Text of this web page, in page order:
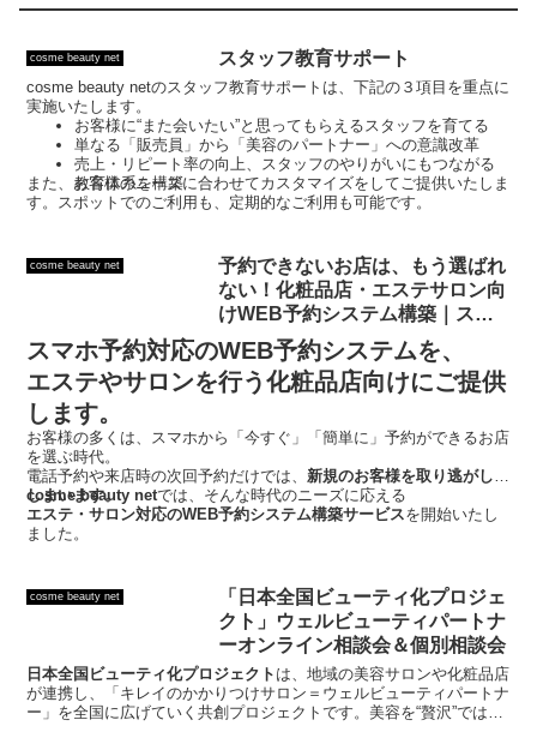
cosme beauty net スタッフ教育サポート
cosme beauty netのスタッフ教育サポートは、下記の３項目を重点に
実施いたします。
お客様に“また会いたい”と思ってもらえるスタッフを育てる
単なる「販売員」から「美容のパートナー」への意識改革
売上・リピート率の向上、スタッフのやりがいにもつながる
教育体系を構築
また、お客様のニーズに合わせてカスタマイズをしてご提供いたしま
す。スポットでのご利用も、定期的なご利用も可能です。
cosme beauty net
予約できないお店は、もう選ばれ
ない！化粧品店・エステサロン向
けWEB予約システム構築｜スマ
ホ対応｜cosme beauty net
スマホ予約対応のWEB予約システムを、
エステやサロンを行う化粧品店向けにご提供
します。
お客様の多くは、スマホから「今すぐ」「簡単に」予約ができるお店
を選ぶ時代。
電話予約や来店時の次回予約だけでは、新規のお客様を取り逃がして
しまいます。
cosme beauty netでは、そんな時代のニーズに応える
エステ・サロン対応のWEB予約システム構築サービスを開始いたし
ました。
cosme beauty net
「日本全国ビューティ化プロジェ
クト」ウェルビューティパートナ
ーオンライン相談会＆個別相談会
日本全国ビューティ化プロジェクト は、地域の美容サロンや化粧品店
が連携し、「キレイのかかりつけサロン＝ウェルビューティパートナ
ー」を全国に広げていく共創プロジェクトです。美容を“贅沢”ではな